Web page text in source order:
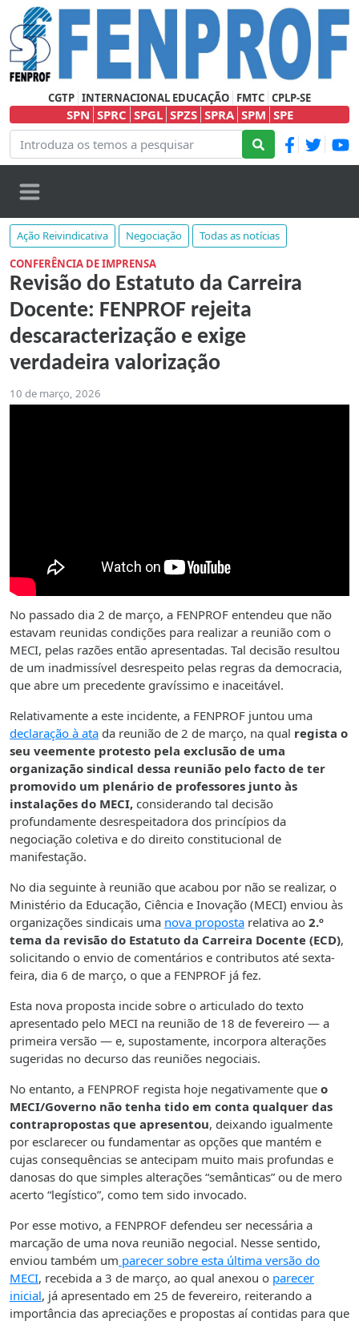
CGTP INTERNACIONAL EDUCAÇÃO FMTC CPLP-SE
SPN SPRC SPGL SPZS SPRA SPM SPE
Ação Reivindicativa Negociação
Todas as notícias
CONFERÊNCIA DE IMPRENSA
Revisão do Estatuto da Carreira
Docente: FENPROF rejeita
descaracterização e exige
verdadeira valorização
10 de março, 2026
No passado dia 2 de março, a FENPROF entendeu que não
estavam reunidas condições para realizar a reunião com o
MECI, pelas razões então apresentadas. Tal decisão resultou
de um inadmissível desrespeito pelas regras da democracia,
que abre um precedente gravíssimo e inaceitável.
Relativamente a este incidente, a FENPROF juntou uma
declaração à ata da reunião de 2 de março, na qual regista o
seu veemente protesto pela exclusão de uma
organização sindical dessa reunião pelo facto de ter
promovido um plenário de professores junto às
instalações do MECI, considerando tal decisão
profundamente desrespeitadora dos princípios da
negociação coletiva e do direito constitucional de
manifestação.
No dia seguinte à reunião que acabou por não se realizar, o
Ministério da Educação, Ciência e Inovação (MECI) enviou às
organizações sindicais uma nova proposta relativa ao 2.º
tema da revisão do Estatuto da Carreira Docente (ECD),
solicitando o envio de comentários e contributos até sexta-
feira, dia 6 de março, o que a FENPROF já fez.
Esta nova proposta incide sobre o articulado do texto
apresentado pelo MECI na reunião de 18 de fevereiro — a
primeira versão — e, supostamente, incorpora alterações
sugeridas no decurso das reuniões negociais.
No entanto, a FENPROF regista hoje negativamente que o
MECI/Governo não tenha tido em conta qualquer das
contrapropostas que apresentou, deixando igualmente
por esclarecer ou fundamentar as opções que mantém e
cujas consequências se antecipam muito mais profundas e
danosas do que simples alterações “semânticas” ou de mero
acerto “legístico”, como tem sido invocado.
Por esse motivo, a FENPROF defendeu ser necessária a
marcação de uma nova reunião negocial. Nesse sentido,
enviou também um parecer sobre esta última versão do
MECI, recebida a 3 de março, ao qual anexou o parecer
inicial, já apresentado em 25 de fevereiro, reiterando a
importância das apreciações e propostas aí contidas para que